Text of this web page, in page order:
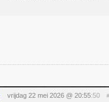
vrijdag 22 mei 2026 @ 20:55:50